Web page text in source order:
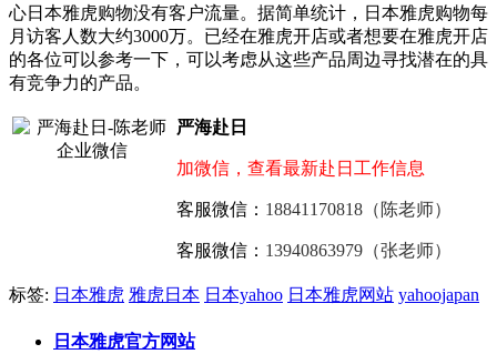
心日本雅虎购物没有客户流量。据简单统计，日本雅虎购物每
月访客人数大约3000万。已经在雅虎开店或者想要在雅虎开店
的各位可以参考一下，可以考虑从这些产品周边寻找潜在的具
有竞争力的产品。
严海赴日
加微信，查看最新赴日工作信息
客服微信： 18841170818（陈老师）
客服微信： 13940863979（张老师）
标签: 日本雅虎 雅虎日本 日本yahoo 日本雅虎网站 yahoojapan
日本雅虎官方网站